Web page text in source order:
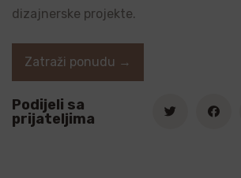
dizajnerske projekte.
Podijeli sa
prijateljima
Zatraži ponudu →